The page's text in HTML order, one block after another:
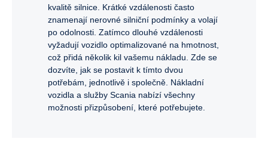
kvalitě silnice. Krátké vzdálenosti často
znamenají nerovné silniční podmínky a volají
po odolnosti. Zatímco dlouhé vzdálenosti
vyžadují vozidlo optimalizované na hmotnost,
což přidá několik kil vašemu nákladu. Zde se
dozvíte, jak se postavit k tímto dvou
potřebám, jednotlivě i společně. Nákladní
vozidla a služby Scania nabízí všechny
možnosti přizpůsobení, které potřebujete.